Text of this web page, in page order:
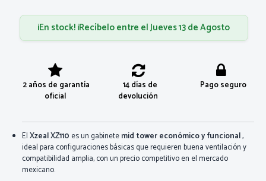
¡En stock! ¡Recíbelo entre el Jueves 13 de Agosto
2 años de garantía
oficial
14 días de
devolución
Pago seguro
ElXzeal XZ110 es un gabinetemid tower económico y funcional,
ideal para configuraciones básicas que requieren buena ventilación y
compatibilidad amplia, con un precio competitivo en el mercado
mexicano.